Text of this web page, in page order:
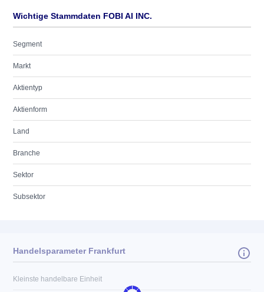
Wichtige Stammdaten FOBI AI INC.
Segment
Markt
Aktientyp
Aktienform
Land
Branche
Sektor
Subsektor
Handelsparameter Frankfurt
Kleinste handelbare Einheit